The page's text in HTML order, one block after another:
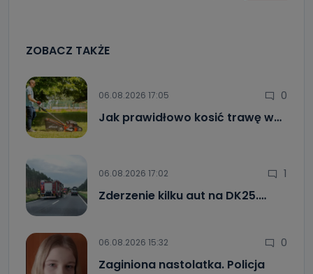
ZOBACZ TAKŻE
06.08.2026 17:05 0
Jak prawidłowo kosić trawę w…
06.08.2026 17:02 1
Zderzenie kilku aut na DK25.…
06.08.2026 15:32 0
Zaginiona nastolatka. Policja